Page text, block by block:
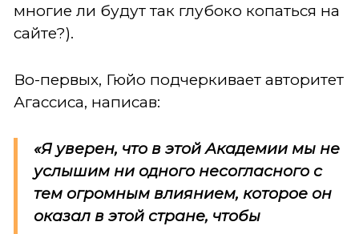
многие ли будут так глубоко копаться на
сайте?).
Во-первых, Гюйо подчеркивает авторитет
Агассиса, написав:
«Я уверен, что в этой Академии мы не
услышим ни одного несогласного с
тем огромным влиянием, которое он
оказал в этой стране, чтобы